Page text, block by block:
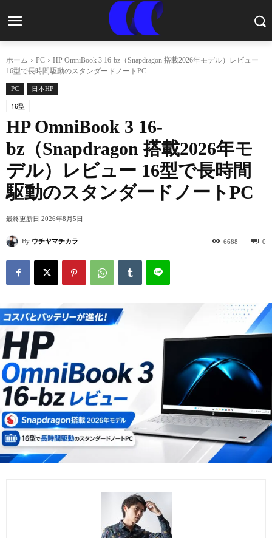
ホーム PC
HP OmniBook 3 16-bz（Snapdragon 搭載2026年モデル）レビュー
16型で長時間駆動のスタンダードノートPC
PC 日本HP
16型
HP OmniBook 3 16-
bz（Snapdragon 搭載2026年モ
デル）レビュー 16型で長時間
駆動のスタンダードノートPC
最終更新日 2026年8月5日
By ウチヤマチカラ 0
6688